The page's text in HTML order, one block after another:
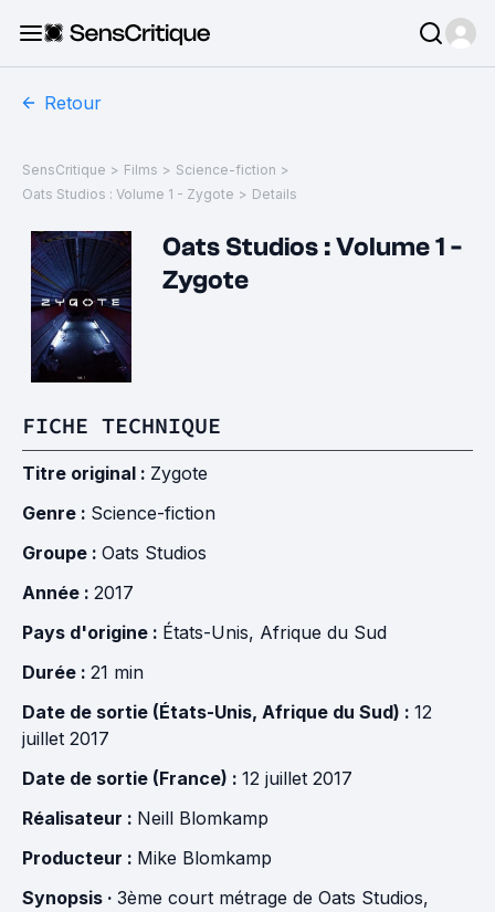
Retour
SensCritique > Films > Science-fiction >
Oats Studios : Volume 1 - Zygote > Details
Oats Studios : Volume 1 -
Zygote
FICHE TECHNIQUE
Titre original : Zygote
Genre : Science-fiction
Groupe : Oats Studios
Année : 2017
Pays d'origine : États-Unis, Afrique du Sud
Durée : 21 min
Date de sortie (États-Unis, Afrique du Sud) : 12
juillet 2017
Date de sortie (France) : 12 juillet 2017
Réalisateur : Neill Blomkamp
Producteur : Mike Blomkamp
Synopsis · 3ème court métrage de Oats Studios,